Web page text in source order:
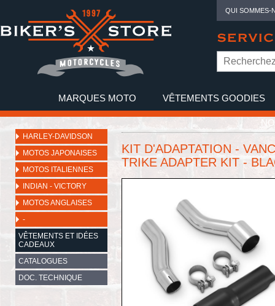
QUI SOMMES-
MARQUES MOTO VÊTEMENTS GOODIES
HARLEY-DAVIDSON
MOTOS JAPONAISES
MOTOS ITALIENNES
INDIAN - VICTORY
MOTOS ANGLAISES
-
VÊTEMENTS ET IDÉES
CADEAUX
CATALOGUES
DOC. TECHNIQUE
KIT D'ADAPTATION -
TRIKE ADAPTER KIT -